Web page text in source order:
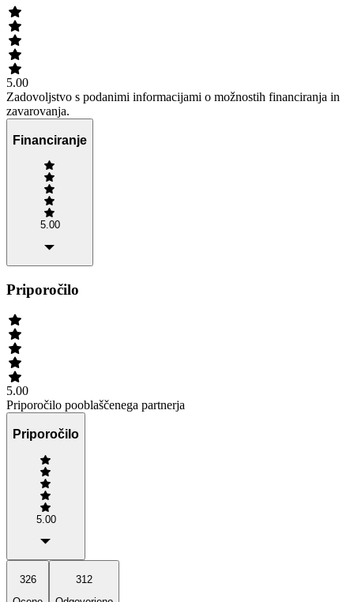
5.00
Zadovoljstvo s podanimi informacijami o možnostih financiranja in
zavarovanja.
Financiranje
5.00
Priporočilo
5.00
Priporočilo pooblaščenega partnerja
Priporočilo
5.00
326
312